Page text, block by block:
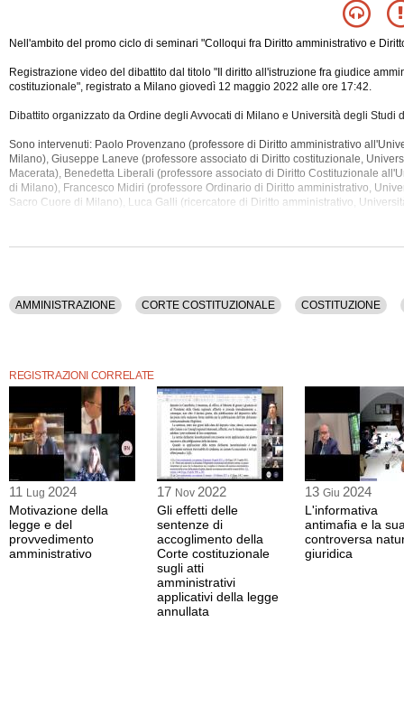
Nell'ambito del promo ciclo di seminari "Colloqui fra Diritto amministrativo e
Registrazione video del dibattito dal titolo "Il diritto all'istruzione fra giudice
costituzionale", registrato a Milano giovedì 12 maggio 2022 alle ore 17:42.
Dibattito organizzato da Ordine degli Avvocati di Milano e Università degli Studi
Sono intervenuti: Paolo Provenzano (professore di Diritto amministrativo
Milano), Giuseppe Laneve (professore associato di Diritto costituzionale,
Macerata), Benedetta Liberali (professore associato di Diritto Costituzionale
di Milano), Francesco Midiri (professore Ordinario di Diritto amministrativo,
Sacro Cuore di Milano), Luca Galli (ricercatore di Diritto amministrativo,
Istruzione, Scuola, Societa', Studenti.
Il contenuto è disponibile anche nella sola versione audio.
AMMINISTRAZIONE CORTE COSTITUZIONALE COSTITUZIONE
REGISTRAZIONI CORRELATE
11 Lug 2024
Motivazione della
legge e del
provvedimento
amministrativo
17 Nov 2022
Gli effetti delle
sentenze di
accoglimento della
Corte costituzionale
sugli atti
amministrativi
applicativi della legge
annullata
13 Giu 2024
L'informativa
antimafia e la
controversa
giuridica